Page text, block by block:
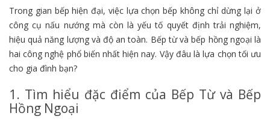
Trong gian bếp hiện đại, việc lựa chọn bếp không chỉ dừng lại ở
công cụ nấu nướng mà còn là yếu tố quyết định trải nghiệm,
hiệu quả năng lượng và độ an toàn. Bếp từ và bếp hồng ngoại là
hai công nghệ phổ biến nhất hiện nay. Vậy đâu là lựa chọn tối ưu
cho gia đình bạn?
1. Tìm hiểu đặc điểm của Bếp Từ và Bếp
Hồng Ngoại